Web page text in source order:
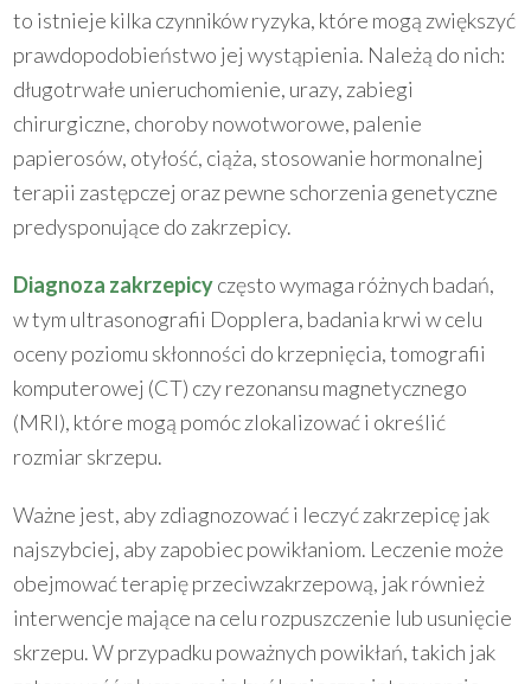
to istnieje kilka czynników ryzyka, które mogą zwiększyć
prawdopodobieństwo jej wystąpienia. Należą do nich:
długotrwałe unieruchomienie, urazy, zabiegi
chirurgiczne, choroby nowotworowe, palenie
papierosów, otyłość, ciąża, stosowanie hormonalnej
terapii zastępczej oraz pewne schorzenia genetyczne
predysponujące do zakrzepicy.
Diagnoza zakrzepicyczęsto wymaga różnych badań,
w tym ultrasonografii Dopplera, badania krwi w celu
oceny poziomu skłonności do krzepnięcia, tomografii
komputerowej (CT) czy rezonansu magnetycznego
(MRI), które mogą pomóc zlokalizować i określić
rozmiar skrzepu.
Ważne jest, aby zdiagnozować i leczyć zakrzepicę jak
najszybciej, aby zapobiec powikłaniom. Leczenie może
obejmować terapię przeciwzakrzepową, jak również
interwencje mające na celu rozpuszczenie lub usunięcie
skrzepu. W przypadku poważnych powikłań, takich jak